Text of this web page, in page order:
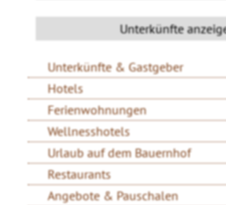
Unterkünfte & Gastgeber
Hotels
Ferienwohnungen
Wellnesshotels
Urlaub auf dem Bauernhof
Restaurants
Angebote & Pauschalen